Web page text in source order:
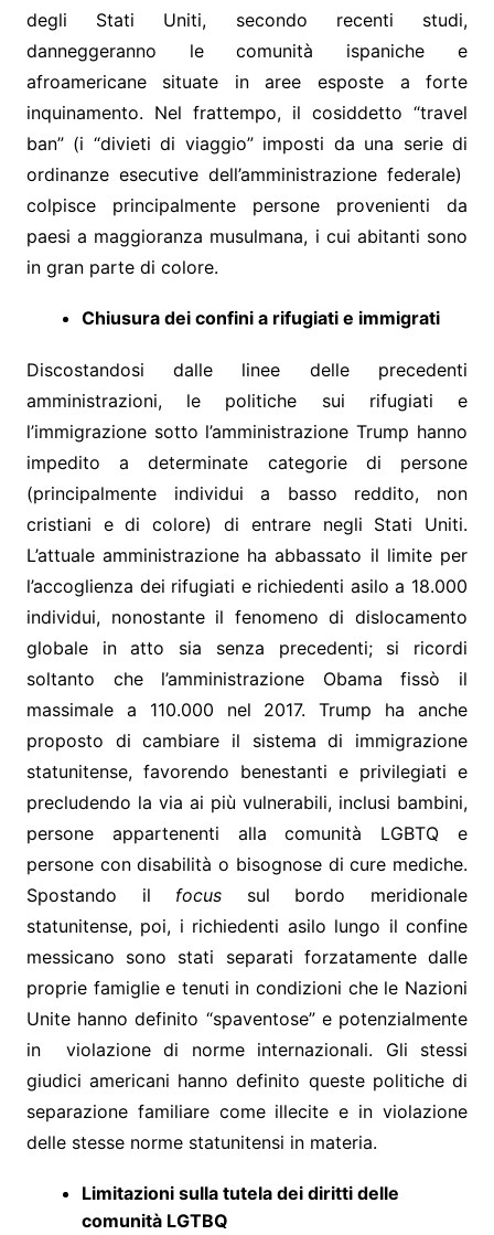
degli Stati Uniti, secondo recenti studi,
danneggeranno le comunità ispaniche e
afroamericane situate in aree esposte a forte
inquinamento. Nel frattempo, il cosiddetto “travel
ban” (i “divieti di viaggio” imposti da una serie di
ordinanze esecutive dell’amministrazione federale)
colpisce principalmente persone provenienti da
paesi a maggioranza musulmana, i cui abitanti sono
in gran parte di colore.
Chiusura dei confini a rifugiati e immigrati
Discostandosi dalle linee delle precedenti
amministrazioni, le politiche sui rifugiati e
l’immigrazione sotto l’amministrazione Trump hanno
impedito a determinate categorie di persone
(principalmente individui a basso reddito, non
cristiani e di colore) di entrare negli Stati Uniti.
L’attuale amministrazione ha abbassato il limite per
l’accoglienza dei rifugiati e richiedenti asilo a 18.000
individui, nonostante il fenomeno di dislocamento
globale in atto sia senza precedenti; si ricordi
soltanto che l’amministrazione Obama fissò il
massimale a 110.000 nel 2017. Trump ha anche
proposto di cambiare il sistema di immigrazione
statunitense, favorendo benestanti e privilegiati e
precludendo la via ai più vulnerabili, inclusi bambini,
persone appartenenti alla comunità LGBTQ e
persone con disabilità o bisognose di cure mediche.
Spostando il focus sul bordo meridionale
statunitense, poi, i richiedenti asilo lungo il confine
messicano sono stati separati forzatamente dalle
proprie famiglie e tenuti in condizioni che le Nazioni
Unite hanno definito “spaventose” e potenzialmente
in violazione di norme internazionali. Gli stessi
giudici americani hanno definito queste politiche di
separazione familiare come illecite e in violazione
delle stesse norme statunitensi in materia.
Limitazioni sulla tutela dei diritti delle
comunità LGTBQ